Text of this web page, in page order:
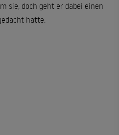
sie, doch geht er dabei einen
hatte.